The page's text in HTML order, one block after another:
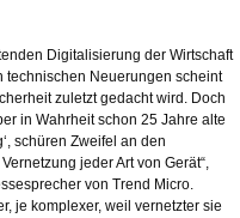
Digitalisierung der Wirtschaft
technischen Neuerungen scheint
zuletzt gedacht wird. Doch
in Wahrheit schon 25 Jahre alte
schüren Zweifel an den
jeder Art von Gerät“,
von Trend Micro.
je komplexer, weil vernetzter sie